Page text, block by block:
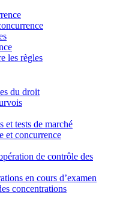
les règles
du droit
et tests de marché
et concurrence
de contrôle des
en cours d’examen
concentrations